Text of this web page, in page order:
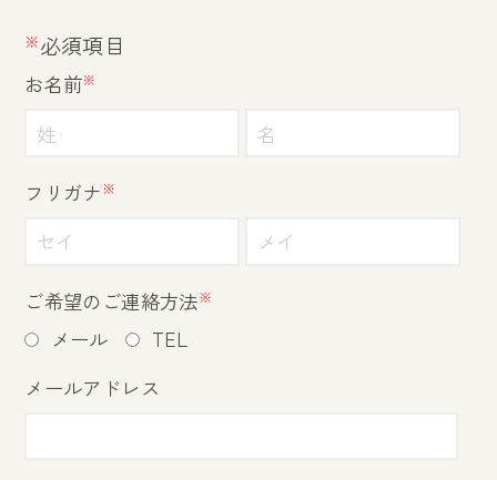
※必須項目
お名前※
フリガナ※
ご希望のご連絡方法※
メール
TEL
メールアドレス